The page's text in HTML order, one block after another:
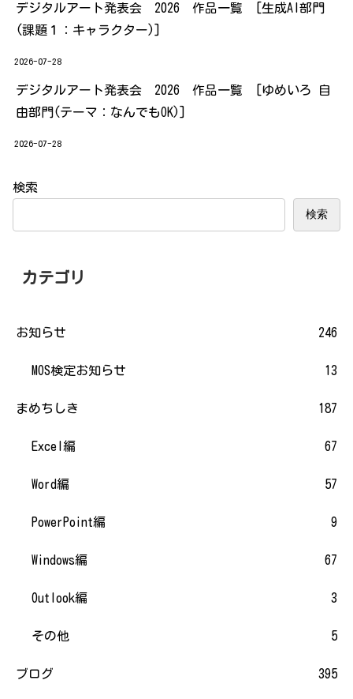
デジタルアート発表会 2026 作品一覧 [生成AI部門
(課題１：キャラクター)]
2026-07-28
デジタルアート発表会 2026 作品一覧 [ゆめいろ 自
由部門(テーマ：なんでもOK)]
2026-07-28
検索
検索
カテゴリ
お知らせ 246
MOS検定お知らせ 13
まめちしき 187
Excel編 67
Word編 57
PowerPoint編 9
Windows編 67
Outlook編 3
その他 5
ブログ 395